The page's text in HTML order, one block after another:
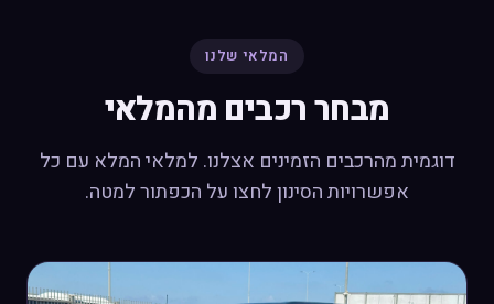
המלאי שלנו
מבחר רכבים מהמלאי
דוגמית מהרכבים הזמינים אצלנו. למלאי המלא עם כל
אפשרויות הסינון לחצו על הכפתור למטה.